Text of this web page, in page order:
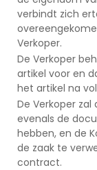
verbindt zich
Verkoper.
De Verkoper
artikel voor en
het artikel na
De Verkoper
evenals de
hebben, en de
de zaak te
contract.